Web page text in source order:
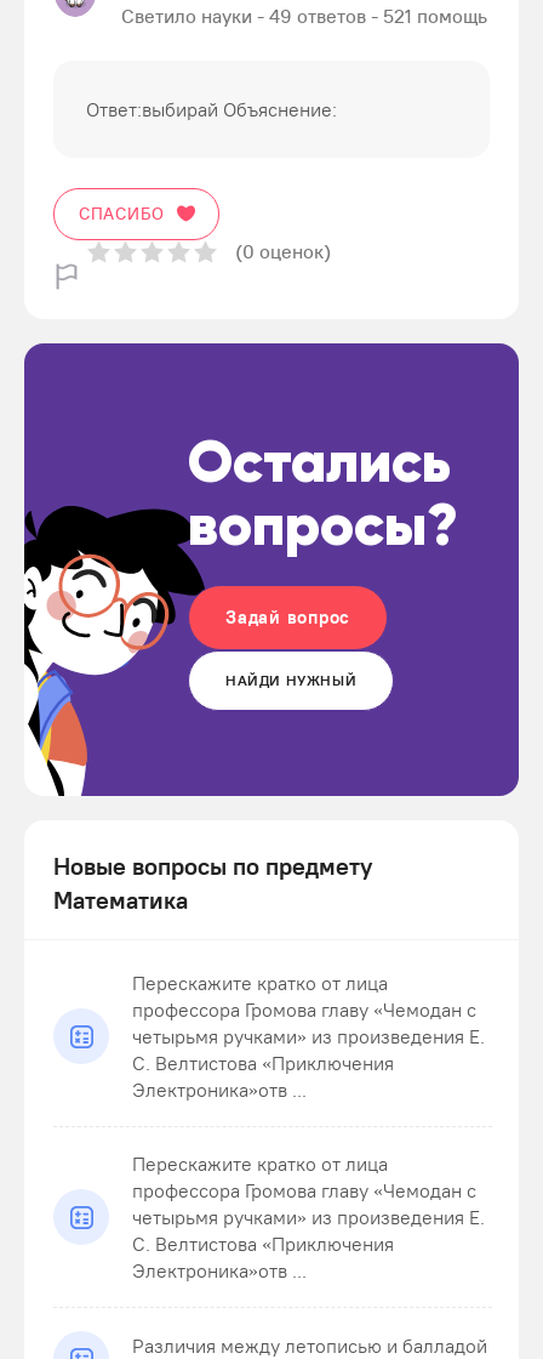
Светило науки - 49 ответов - 521 помощь
Ответ:выбирай Объяснение:
СПАСИБО
(0 оценок)
Остались
вопросы?
Задай вопрос
НАЙДИ НУЖНЫЙ
Новые вопросы по предмету
Математика
Перескажите кратко от лица
профессора Громова главу «Чемодан с
четырьмя ручками» из произведения Е.
С. Велтистова «Приключения
Электроника»отв ...
Перескажите кратко от лица
профессора Громова главу «Чемодан с
четырьмя ручками» из произведения Е.
С. Велтистова «Приключения
Электроника»отв ...
Различия между летописью и балладой